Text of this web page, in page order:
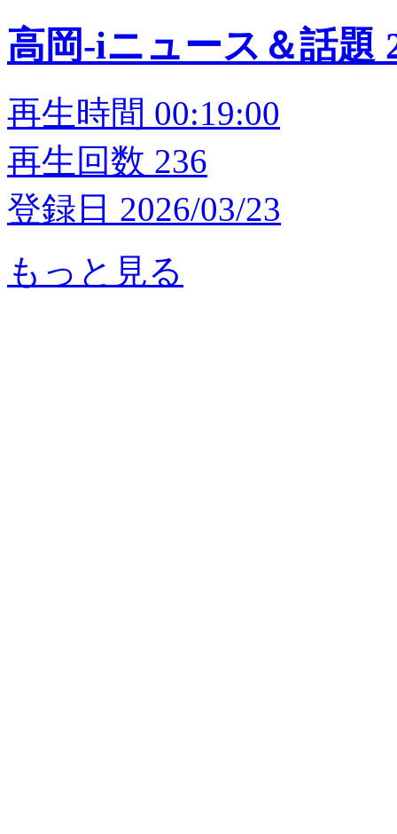
高岡-iニュース＆話題
再生時間 00:19:00
再生回数 236
登録日 2026/03/23
もっと見る